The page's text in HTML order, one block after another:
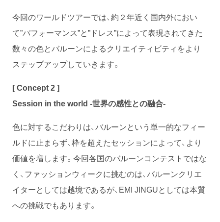
今回のワールドツアーでは、約２年近く国内外におい
て”パフォーマンス”と”ドレス”によって表現されてきた
数々の色とバルーンによるクリエイティビティをより
ステップアップしていきます。
[ Concept 2 ]
Session in the world -世界の感性との融合-
色に対するこだわりは、バルーンという単一的なフィー
ルドに止まらず、枠を超えたセッションによって、より
価値を増します。今回各国のバルーンコンテストではな
く、ファッションウィークに挑むのは、バルーンクリエ
イターとしては越境であるが、EMI JINGUとしては本質
への挑戦でもあります。